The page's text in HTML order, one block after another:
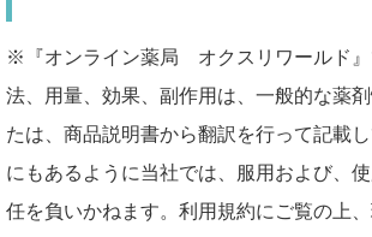
※『オンライン薬局 オクスリワールド』
法、用量、効果、副作用は、一般的な薬
たは、商品説明書から翻訳を行って記載
にもあるように当社では、服用および、
任を負いかねます。利用規約にご覧の上